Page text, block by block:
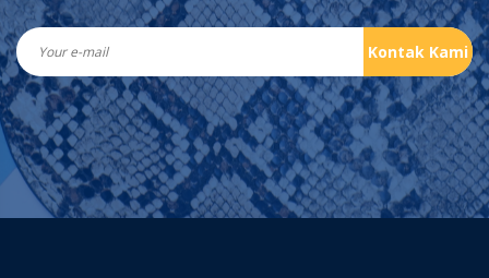
Kontak Kami